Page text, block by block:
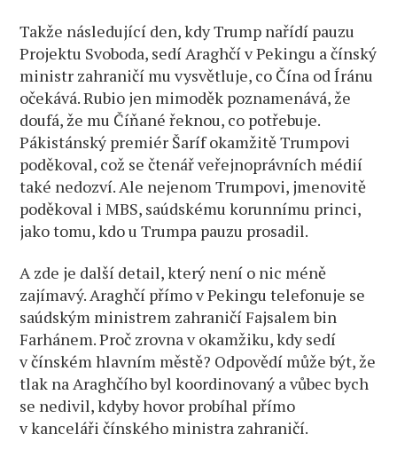
Takže následující den, kdy Trump nařídí pauzu
Projektu Svoboda, sedí Araghčí v Pekingu a čínský
ministr zahraničí mu vysvětluje, co Čína od Íránu
očekává. Rubio jen mimoděk poznamenává, že
doufá, že mu Číňané řeknou, co potřebuje.
Pákistánský premiér Šaríf okamžitě Trumpovi
poděkoval, což se čtenář veřejnoprávních médií
také nedozví. Ale nejenom Trumpovi, jmenovitě
poděkoval i MBS, saúdskému korunnímu princi,
jako tomu, kdo u Trumpa pauzu prosadil.
A zde je další detail, který není o nic méně
zajímavý. Araghčí přímo v Pekingu telefonuje se
saúdským ministrem zahraničí Fajsalem bin
Farhánem. Proč zrovna v okamžiku, kdy sedí
v čínském hlavním městě? Odpovědí může být, že
tlak na Araghčího byl koordinovaný a vůbec bych
se nedivil, kdyby hovor probíhal přímo
v kanceláři čínského ministra zahraničí.